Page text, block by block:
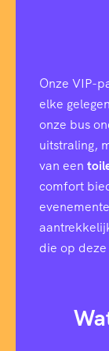
Onze VIP-
elke
onze bus
uitstraling,
van een
comfort
die op